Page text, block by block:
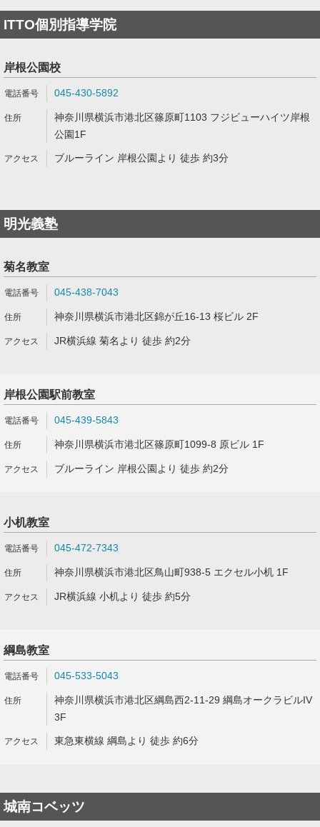
ITTO個別指導学院
岸根公園校
045-430-5892
神奈川県横浜市港北区篠原町1103 フジビューハイツ岸根
公園1F
ブルーライン 岸根公園より 徒歩 約3分
明光義塾
菊名教室
045-438-7043
神奈川県横浜市港北区錦が丘16-13 桜ビル 2F
JR横浜線 菊名より 徒歩 約2分
岸根公園駅前教室
045-439-5843
神奈川県横浜市港北区篠原町1099-8 原ビル 1F
ブルーライン 岸根公園より 徒歩 約2分
小机教室
045-472-7343
神奈川県横浜市港北区鳥山町938-5 エクセル小机 1F
JR横浜線 小机より 徒歩 約5分
綱島教室
045-533-5043
神奈川県横浜市港北区綱島西2-11-29 綱島オークラビルIV
3F
東急東横線 綱島より 徒歩 約6分
城南コベッツ